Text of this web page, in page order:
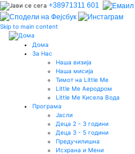
+38971311 601
Skip to main content
Дома
За Нас
Наша визија
Наша мисија
Тимот на Little Me
Little Me Аеродром
Little Me Кисела Вода
Програма
Јасли
Деца 2 - 3 години
Деца 3 - 5 години
Предучилишна
Исхрана и Мени